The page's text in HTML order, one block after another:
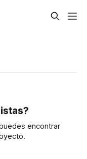
encontrar